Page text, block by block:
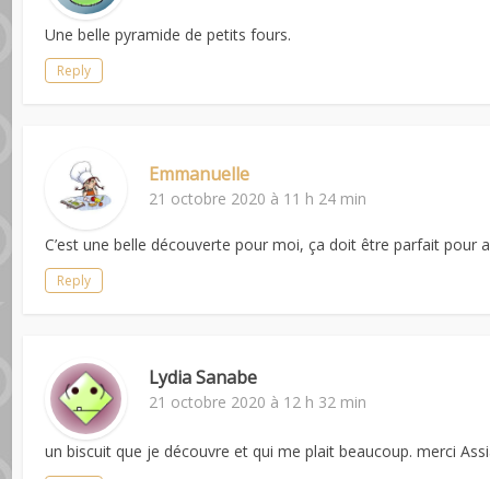
Une belle pyramide de petits fours.
Reply
Emmanuelle
21 octobre 2020 à 11 h 24 min
C’est une belle découverte pour moi, ça doit être parfait pour
Reply
Lydia Sanabe
21 octobre 2020 à 12 h 32 min
un biscuit que je découvre et qui me plait beaucoup. merci